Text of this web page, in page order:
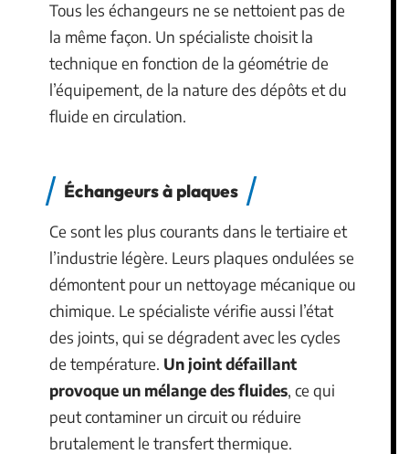
Tous les échangeurs ne se nettoient pas de
la même façon. Un spécialiste choisit la
technique en fonction de la géométrie de
l’équipement, de la nature des dépôts et du
fluide en circulation.
Échangeurs à plaques
Ce sont les plus courants dans le tertiaire et
l’industrie légère. Leurs plaques ondulées se
démontent pour un nettoyage mécanique ou
chimique. Le spécialiste vérifie aussi l’état
des joints, qui se dégradent avec les cycles
de température. Un joint défaillant
provoque un mélange des fluides, ce qui
peut contaminer un circuit ou réduire
brutalement le transfert thermique.